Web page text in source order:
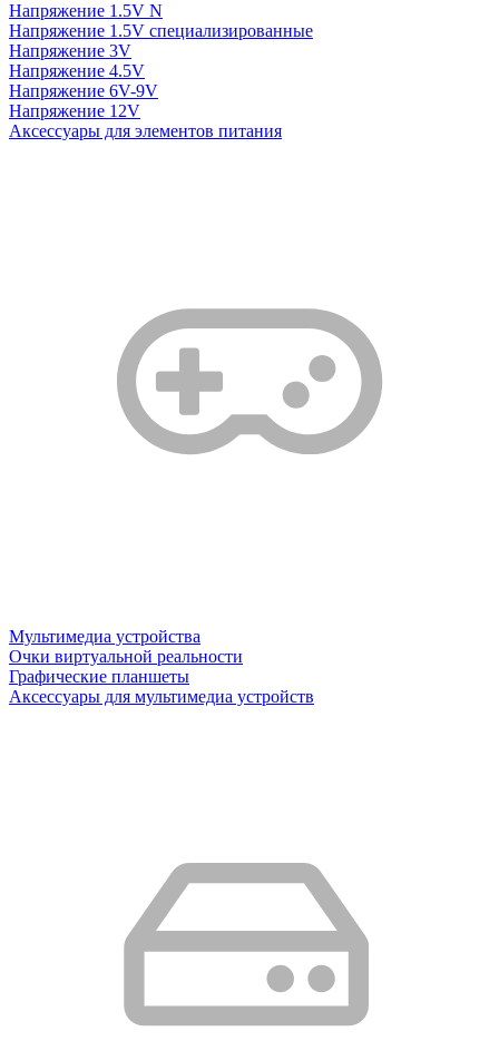
Напряжение 1.5V N
Напряжение 1.5V специализированные
Напряжение 3V
Напряжение 4.5V
Напряжение 6V-9V
Напряжение 12V
Аксессуары для элементов питания
Мультимедиа устройства
Очки виртуальной реальности
Графические планшеты
Аксессуары для мультимедиа устройств